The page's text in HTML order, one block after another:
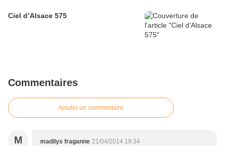
Ciel d’Alsace 575
Commentaires
Ajouter un commentaire
M madilys fraganne 21/04/2014 19:34